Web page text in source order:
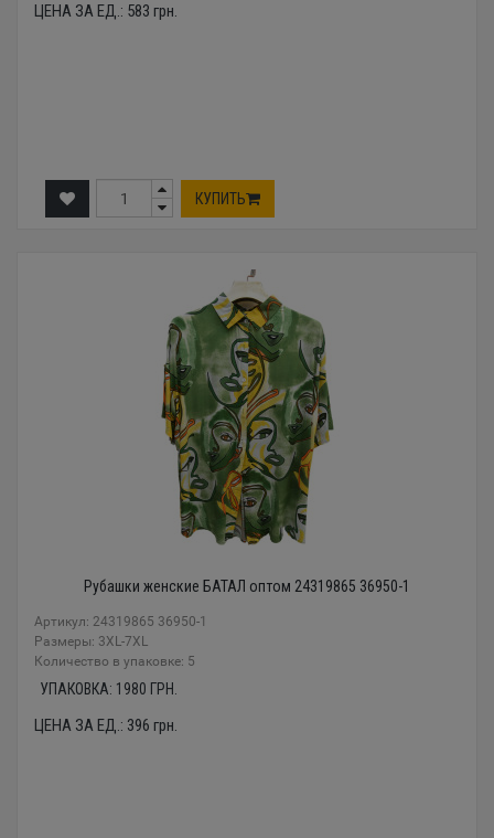
ЦЕНА ЗА ЕД.: 583 грн.
КУПИТЬ
Рубашки женские БАТАЛ оптом 24319865 36950-1
Артикул: 24319865 36950-1
Размеры: 3XL-7XL
Количество в упаковке: 5
УПАКОВКА: 1980 ГРН.
ЦЕНА ЗА ЕД.: 396 грн.